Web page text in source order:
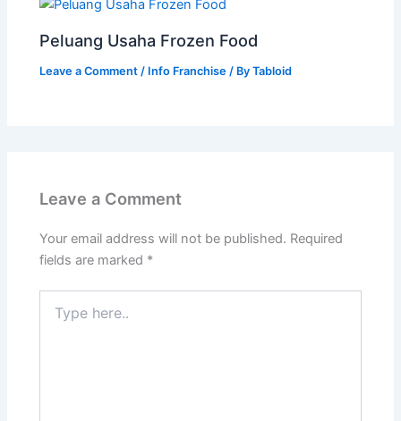
Peluang Usaha Frozen Food
Leave a Comment / Info Franchise / ByTabloid
Leave a Comment
Your email address will not be published. Required
fields are marked *
here..